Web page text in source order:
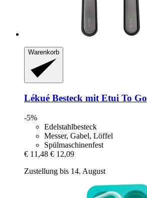
Warenkorb
Lékué Besteck mit Etui To Go
-5%
Edelstahlbesteck
Messer, Gabel, Löffel
Spülmaschinenfest
€ 11,48 € 12,09
Zustellung bis 14. August